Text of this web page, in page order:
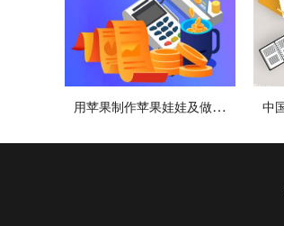
用苹果制作苹果娃娃及做法（可爱苹果娃娃怎么做）